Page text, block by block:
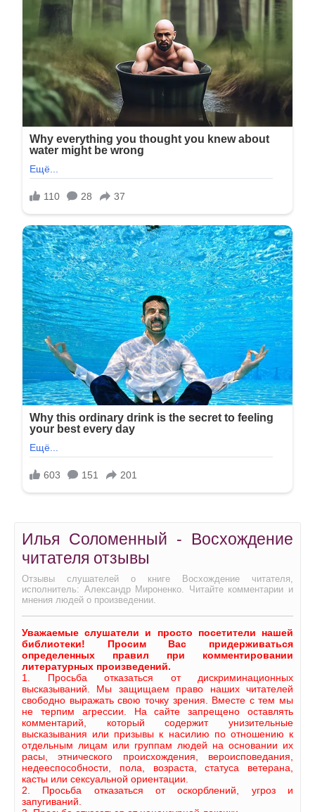
Илья Соломенный - Восхождение
читателя отзывы
Отзывы слушателей о книге Восхождение читателя,
исполнитель: Александр Мироненко. Читайте комментарии и
мнения людей о произведении.
Уважаемые слушатели и просто посетители нашей
библиотеки! Просим Вас придерживаться
определенных правил при комментировании
литературных произведений.
1. Просьба отказаться от дискриминационных
высказываний. Мы защищаем право наших читателей
свободно выражать свою точку зрения. Вместе с тем мы
не терпим агрессии. На сайте запрещено оставлять
комментарий, который содержит унизительные
высказывания или призывы к насилию по отношению к
отдельным лицам или группам людей на основании их
расы, этнического происхождения, вероисповедания,
недееспособности, пола, возраста, статуса ветерана,
касты или сексуальной ориентации.
2. Просьба отказаться от оскорблений, угроз и
запугиваний.